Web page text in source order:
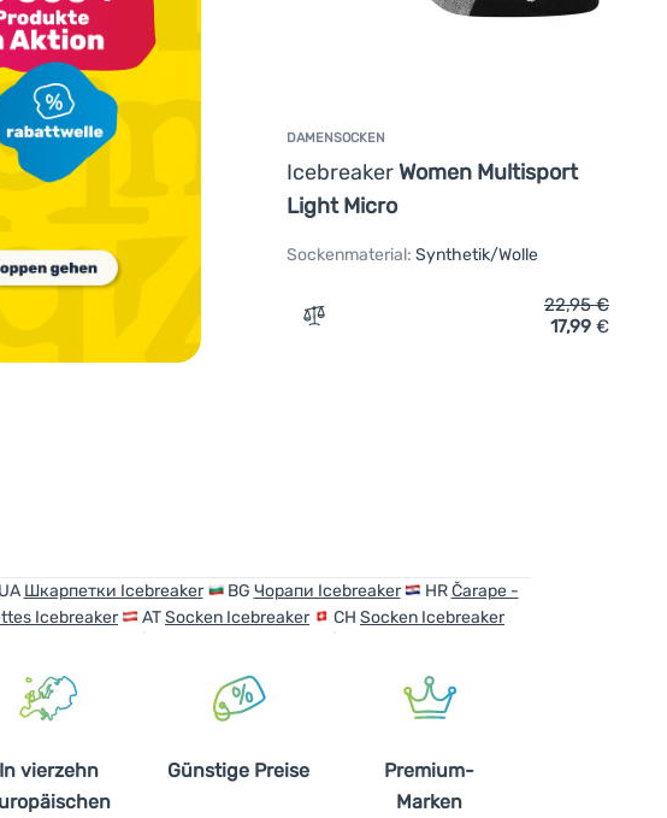
Quarter' hinzufügen
DAMENSOCKEN
IcebreakerWomen Multisport
Light Micro
Sockenmaterial: Synthetik/Wolle
Zum Vergleich 'Damensocken
22,95€
17,99 €
UA Шкарпетки Icebreaker BG Чорапи Icebreaker HRČarape -
Icebreaker ATSocken Icebreaker CH Socken Icebreaker
In vierzehn
Günstige Preise
Premium-
Marken